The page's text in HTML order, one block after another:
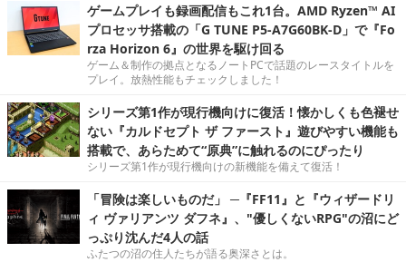
ゲームプレイも録画配信もこれ1台。AMD Ryzen™ AI
プロセッサ搭載の「G TUNE P5-A7G60BK-D」で『Fo
rza Horizon 6』の世界を駆け回る
ゲーム＆制作の拠点となるノートPCで話題のレースタイトルを
プレイ。放熱性能もチェックしました！
シリーズ第1作が現行機向けに復活！懐かしくも色褪せ
ない『カルドセプト ザ ファースト』遊びやすい機能も
搭載で、あらためて“原典”に触れるのにぴったり
シリーズ第1作が現行機向けの新機能を備えて復活！
「冒険は楽しいものだ」 ─『FF11』と『ウィザードリ
ィ ヴァリアンツ ダフネ』、"優しくないRPG"の沼にど
っぷり沈んだ4人の話
ふたつの沼の住人たちが語る奥深さとは。